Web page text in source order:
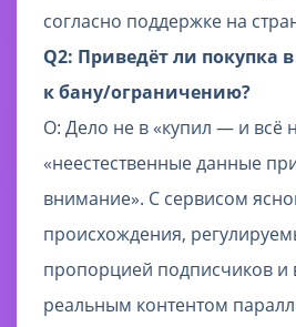
согласно поддержке на
Q2: Приведёт ли покупка в
к бану/ограничению?
О: Дело не в «купил — и всё
«неестественные данные
внимание». С сервисом
происхождения,
пропорцией подписчиков и
реальным контентом